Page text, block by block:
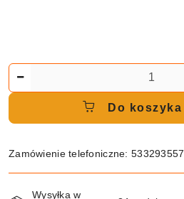
Do koszyka
Zamówienie telefoniczne: 533293557
Wysyłka w